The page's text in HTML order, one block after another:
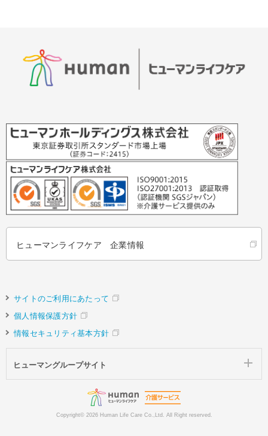
ヒューマンライフケア 企業情報
サイトのご利用にあたって
個人情報保護方針
情報セキュリティ基本方針
ヒューマングループサイト
Copyright© 2026 Human Life Care Co.,Ltd. All Right reserved.